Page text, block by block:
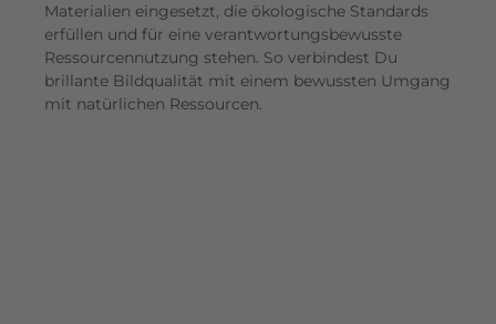
Materialien eingesetzt, die ökologische Standards
erfüllen und für eine verantwortungsbewusste
Ressourcennutzung stehen. So verbindest Du
brillante Bildqualität mit einem bewussten Umgang
mit natürlichen Ressourcen.